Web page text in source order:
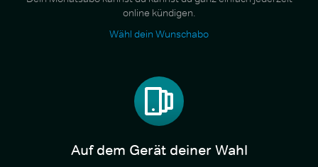
online kündigen.
Wähl dein Wunschabo
Auf dem Gerät deiner Wahl